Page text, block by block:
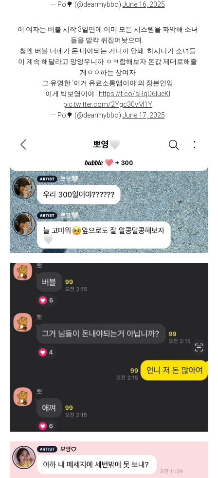
— Po🌳 (@dearmybbo) June 16, 2025
이 여자는 버블 시작 3일만에 이미 모든 시스템을 파악해 소녀
들을 발칵 뒤집어놧으며..
첨엔 버블 너네가 돈 내야되는 거니까 안돼. 하시다가 소녀들
이 계속 해달라고 앙앙우니까 ㅇㅋ함해보자 돈값 제대로해줄
게ㅇㅇ하는 상여자
그 유명한 ‘이거 유료소통앱이야’의 장본인임
이게 박보영이야..
https://t.co/sRqD6lueKl
pic.twitter.com/2Ygc30vM1Y
— Po🌳 (@dearmybbo) June 17, 2025